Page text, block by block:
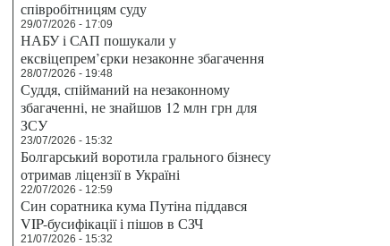
співробітницям суду
29/07/2026 - 17:09
НАБУ і САП пошукали у
ексвіцепрем’єрки незаконне збагачення
28/07/2026 - 19:48
Суддя, спійманий на незаконному
збагаченні, не знайшов 12 млн грн для
ЗСУ
23/07/2026 - 15:32
Болгарський воротила грального бізнесу
отримав ліцензії в Україні
22/07/2026 - 12:59
Син соратника кума Путіна піддався
VIP-бусифікації і пішов в СЗЧ
21/07/2026 - 15:32